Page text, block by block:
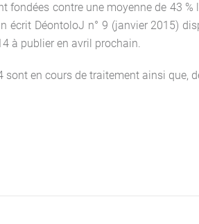
fondées contre une moyenne de 43
écrit DéontoloJ n° 9 (janvier 2015)
à publier en avril prochain.
sont en cours de traitement ainsi que,